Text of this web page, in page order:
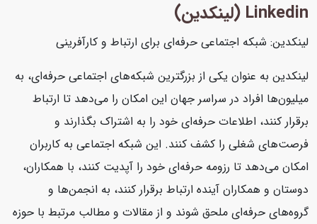
Linkedin (لینکدین)
لینکدین: شبکه اجتماعی حرفه‌ای برای ارتباط و کارآفرینی
لینکدین به عنوان یکی از بزرگترین شبکه‌های اجتماعی حرفه‌ای، به
میلیون‌ها افراد در سراسر جهان این امکان را می‌دهد تا ارتباط
برقرار کنند، اطلاعات حرفه‌ای خود را به اشتراک بگذارند و
فرصت‌های شغلی را کشف کنند. این شبکه اجتماعی به کاربران
امکان می‌دهد تا رزومه حرفه‌ای خود را آپدیت کنند، با همکاران،
دوستان و همکاران آینده ارتباط برقرار کنند، به انجمن‌ها و
گروه‌های حرفه‌ای ملحق شوند و از مقالات و مطالب مرتبط با حوزه